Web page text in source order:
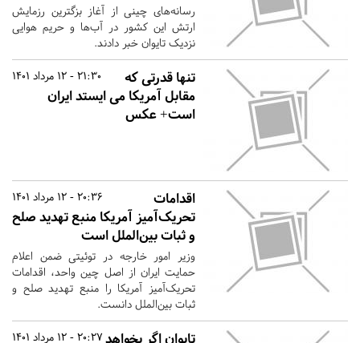
رسانه‌های چینی از آغاز بزگترین رزمایش
ارتش این کشور در آب‌ها و حریم هوایی
نزدیک تایوان خبر دادند.
21:30 - 12 مرداد 1401
تنها قدرتی که
مقابل آمریکا می ایستد ایران
است+ عکس
20:36 - 12 مرداد 1401
اقدامات
تحریک‌آمیز آمریکا منبع تهدید صلح
و ثبات بین‌الملل است
وزیر امور خارجه در توئیتی ضمن اعلام
حمایت ایران از اصل چین واحد، اقدامات
تحریک‌آمیز آمریکا را منبع تهدید صلح و
ثبات بین‌الملل دانست.
20:27 - 12 مرداد 1401 تایوان اگر بخواهد